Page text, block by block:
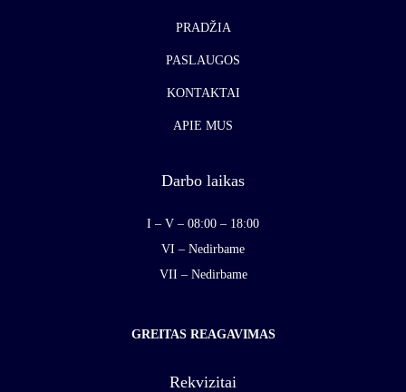
PRADŽIA
PASLAUGOS
KONTAKTAI
APIE MUS
Darbo laikas
I – V – 08:00 – 18:00
VI – Nedirbame
VII – Nedirbame
GREITAS REAGAVIMAS
Rekvizitai